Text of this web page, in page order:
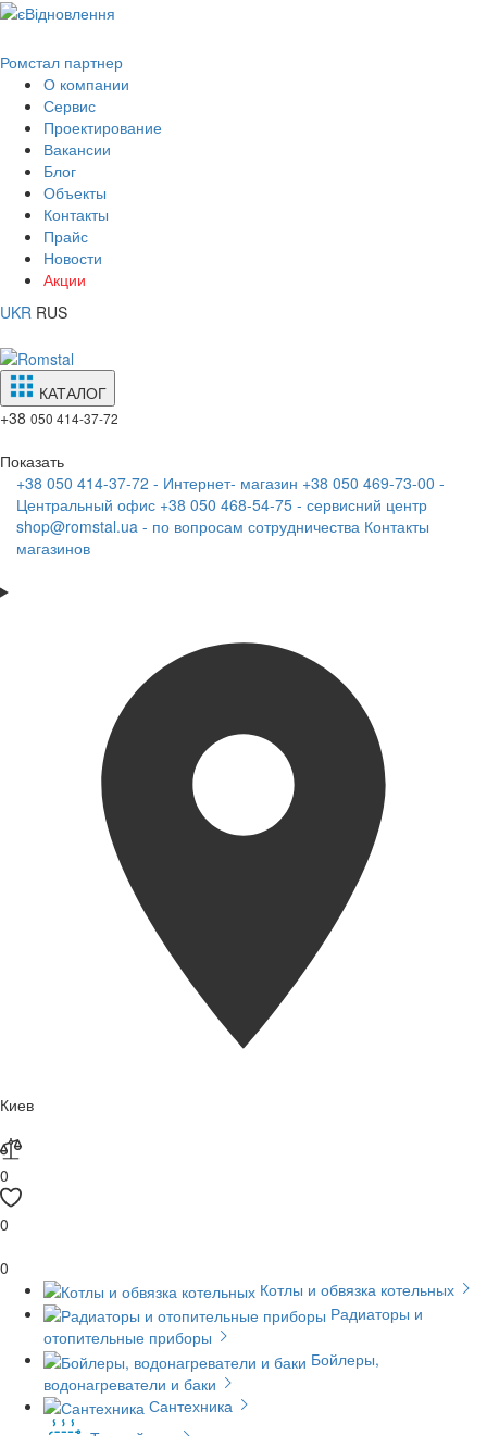
Ромстал партнер
О компании
Сервис
Проектирование
Вакансии
Блог
Объекты
Контакты
Прайс
Новости
Акции
UKR RUS
КАТАЛОГ
+38 050 414-37-72
Показать
+38 050 414-37-72 - Интернет- магазин +38 050 469-73-00 -
Центральный офис +38 050 468-54-75 - сервисний центр
shop@romstal.ua - по вопросам сотрудничества Контакты
магазинов
Киев
0
0
0
Котлы и обвязка котельных
Радиаторы и
отопительные приборы
Бойлеры,
водонагреватели и баки
Сантехника